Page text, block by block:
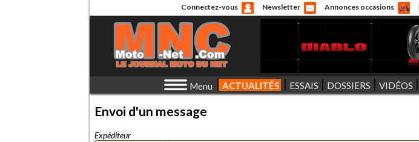
Connectez-vous Newsletter Annonces occasions
Menu ACTUALITÉS ESSAIS DOSSIERS VIDÉOS
Envoi d'un message
Expéditeur